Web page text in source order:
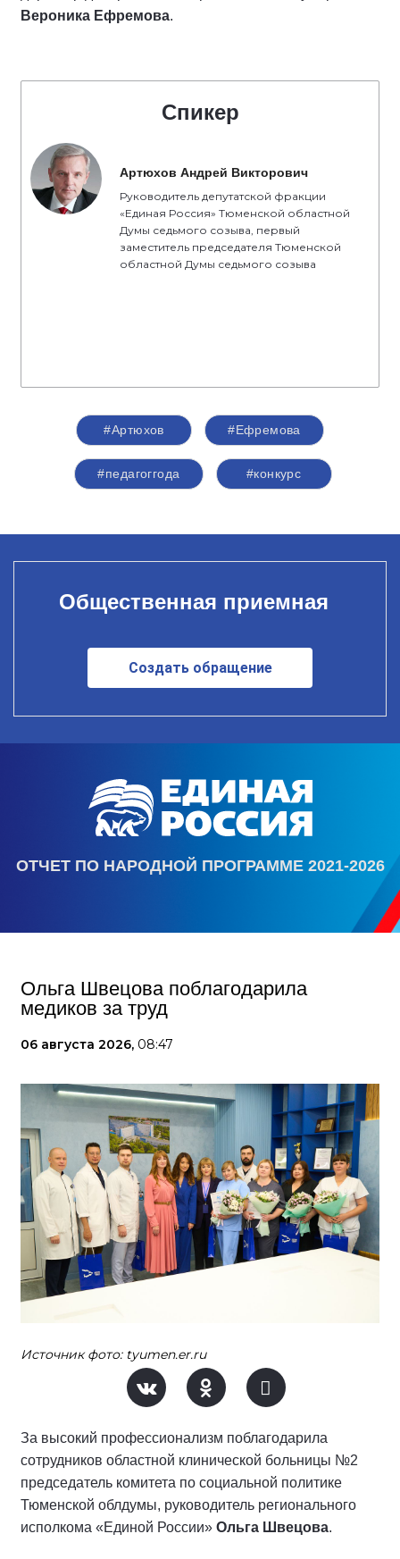
Вероника Ефремова.
Спикер
Артюхов Андрей Викторович
Руководитель депутатской фракции
«Единая Россия» Тюменской областной
Думы седьмого созыва, первый
заместитель председателя Тюменской
областной Думы седьмого созыва
#Артюхов #Ефремова
#педагоггода #конкурс
Общественная приемная
Создать обращение
ОТЧЕТ ПО НАРОДНОЙ ПРОГРАММЕ 2021-2026
Ольга Швецова поблагодарила
медиков за труд
06 августа 2026, 08:47
Источник фото: tyumen.er.ru
За высокий профессионализм поблагодарила
сотрудников областной клинической больницы №2
председатель комитета по социальной политике
Тюменской облдумы, руководитель регионального
исполкома «Единой России» Ольга Швецова.